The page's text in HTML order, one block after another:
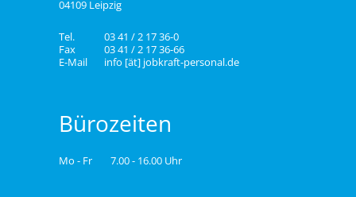
04109 Leipzig
Tel.
03 41 / 2 17 36-0
Fax
03 41 / 2 17 36-66
E-Mail
info [ät] jobkraft-personal.de
Bürozeiten
Mo - Fr 7.00 - 16.00 Uhr